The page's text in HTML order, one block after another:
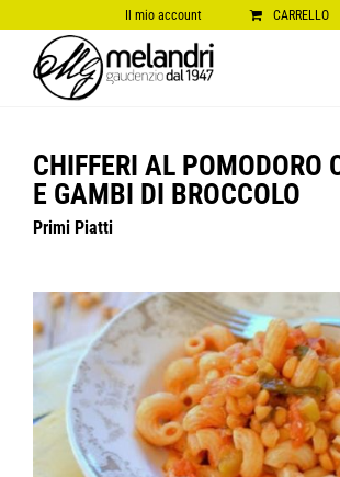
al
contenuto
Il mio account CARRELLO
CHIFFERI AL POMODORO
E GAMBI DI BROCCOLO
Primi Piatti